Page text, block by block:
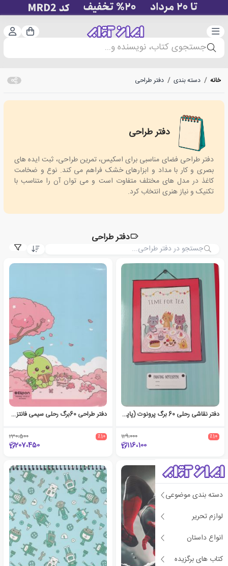
دسته‌بندی سبد
جستجوی کتاب، نویسنده و...
دسته بندی موضوعی
لوازم تحریر
انواع داستان
کتاب های برگزیده
خانه / دسته بندی / دفتر طراحی
دفتر طراحی
Design booklet
دفتر طراحی فضای مناسبی برای اسکیس، تمرین طراحی، ثبت ایده های
بصری و کار با مداد و ابزارهای خشک فراهم می کند. نوع و ضخامت
کاغذ در مدل های مختلف متفاوت است و می توان آن را متناسب با
تکنیک و نیاز هنری انتخاب کرد.
دفتر طراحی
دفتر نقاشی رحلی 60 برگ پرونوت (پاپکو)
٪10 129،000
116،100
دفتر طراحی 60برگ رحلی سیمی فانتزی (الیپون) - آبی صورتی
٪10 230،500
207،450